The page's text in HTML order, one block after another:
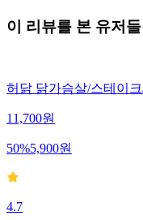
이 리뷰를 본 유저
허닭 닭가슴살/스테이
11,700원
50%5,900원
4.7